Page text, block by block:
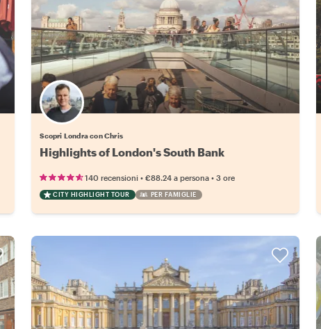
Scopri Londra con Chris
Highlights of London's South Bank
140 recensioni •€88.24 a persona •3 ore
CITY HIGHLIGHT TOUR PER FAMIGLIE